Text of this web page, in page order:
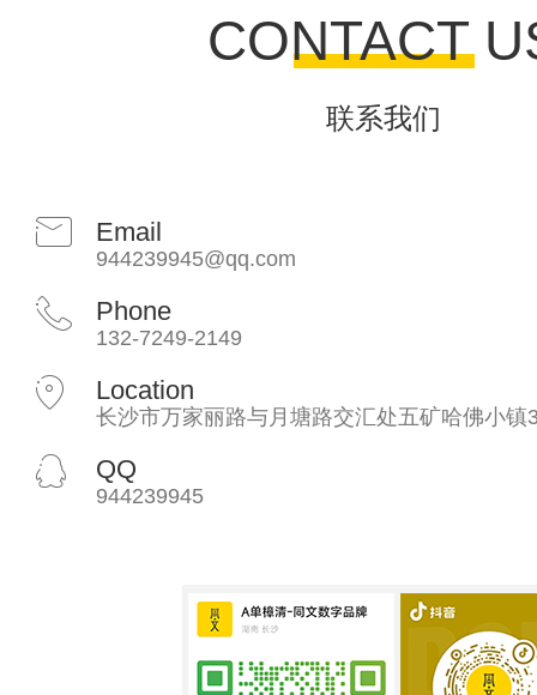
CONTACT
联系我们
Email
944239945@qq.com
Phone
132-7249-2149
Location
长沙市万家丽路与月塘路交汇处五矿哈佛小镇
QQ
944239945